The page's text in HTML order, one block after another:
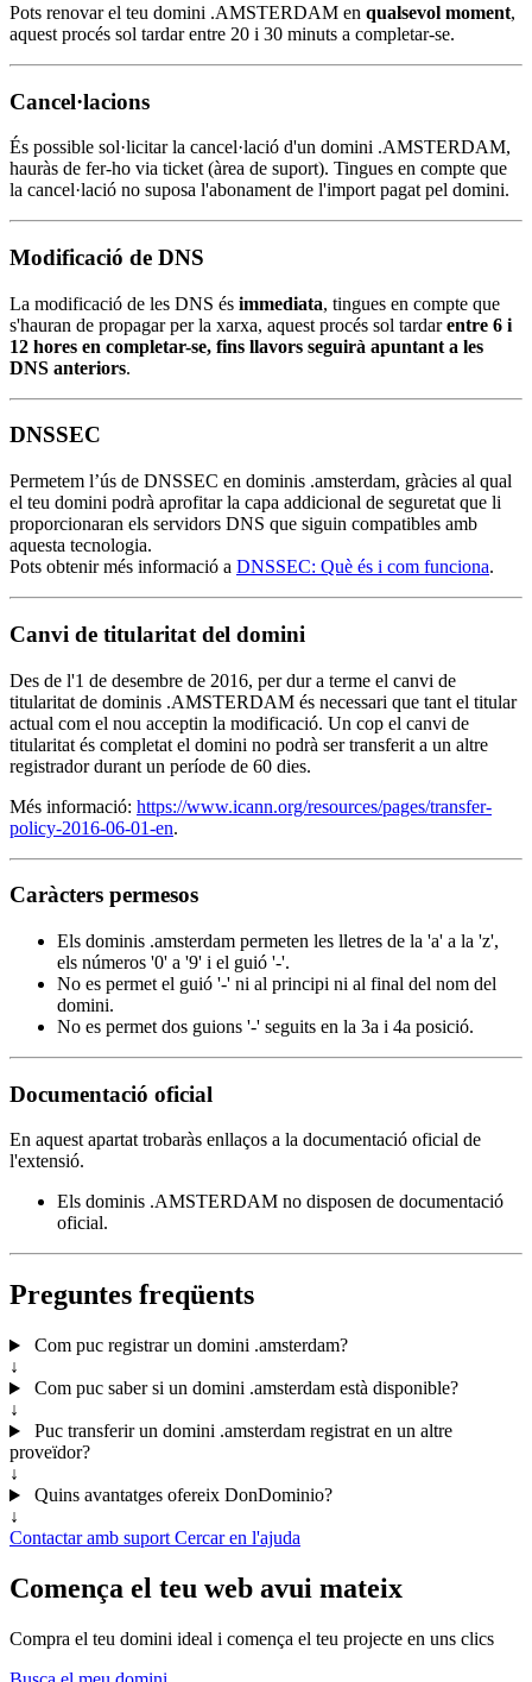
Pots renovar el teu domini .AMSTERDAM en qualsevol moment,
aquest procés sol tardar entre 20 i 30 minuts a completar-se.
Cancel·lacions
És possible sol·licitar la cancel·lació d'un domini .AMSTERDAM,
hauràs de fer-ho via ticket (àrea de suport). Tingues en compte que
la cancel·lació no suposa l'abonament de l'import pagat pel domini.
Modificació de DNS
La modificació de les DNS és immediata, tingues en compte que
s'hauran de propagar per la xarxa, aquest procés sol tardarentre 6 i
12 hores en completar-se, fins llavors seguirà apuntant a les
DNS anteriors.
DNSSEC
Permetem l’ús de DNSSEC en dominis .amsterdam, gràcies al qual
el teu domini podrà aprofitar la capa addicional de seguretat que li
proporcionaran els servidors DNS que siguin compatibles amb
aquesta tecnologia.
Pots obtenir més informació a DNSSEC: Què és i com funciona.
Canvi de titularitat del domini
Des de l'1 de desembre de 2016, per dur a terme el canvi de
titularitat de dominis .AMSTERDAM és necessari que tant el titular
actual com el nou acceptin la modificació. Un cop el canvi de
titularitat és completat el domini no podrà ser transferit a un altre
registrador durant un període de 60 dies.
Més informació: https://www.icann.org/resources/pages/transfer-
policy-2016-06-01-en.
Caràcters permesos
Els dominis .amsterdam permeten les lletres de la 'a' a la 'z',
els números '0' a '9' i el guió '-'.
No es permet el guió '-' ni al principi ni al final del nom del
domini.
No es permet dos guions '-' seguits en la 3a i 4a posició.
Documentació oficial
En aquest apartat trobaràs enllaços a la documentació oficial de
l'extensió.
Els dominis .AMSTERDAM no disposen de documentació
oficial.
Preguntes freqüents
Com puc registrar un domini .amsterdam?
↓
Com puc saber si un domini .amsterdam està disponible?
↓
Puc transferir un domini .amsterdam registrat en un altre
proveïdor?
↓
Quins avantatges ofereix DonDominio?
↓
Contactar amb suport Cercar en l'ajuda
Comença el teu web avui mateix
Compra el teu domini ideal i comença el teu projecte en uns clics